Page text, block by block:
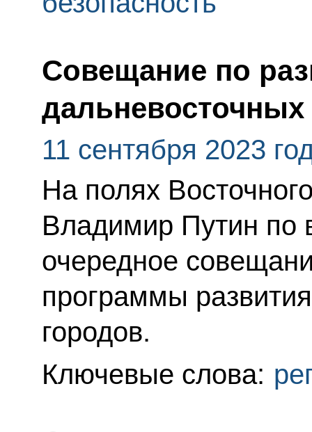
Совещание по
дальневосточных
11 сентября 2023
На полях
Владимир Путин по
очередное
программы
городов.
Ключевые слова: